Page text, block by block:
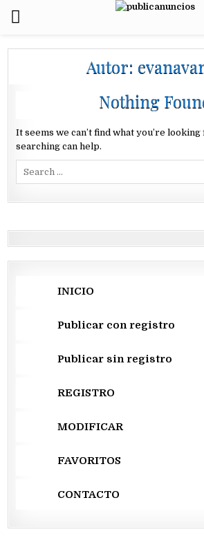
Autor:
Nothing
It seems we can’t find what you’re
searching can help.
INICIO
Publicar con registro
Publicar sin registro
REGISTRO
MODIFICAR
FAVORITOS
CONTACTO